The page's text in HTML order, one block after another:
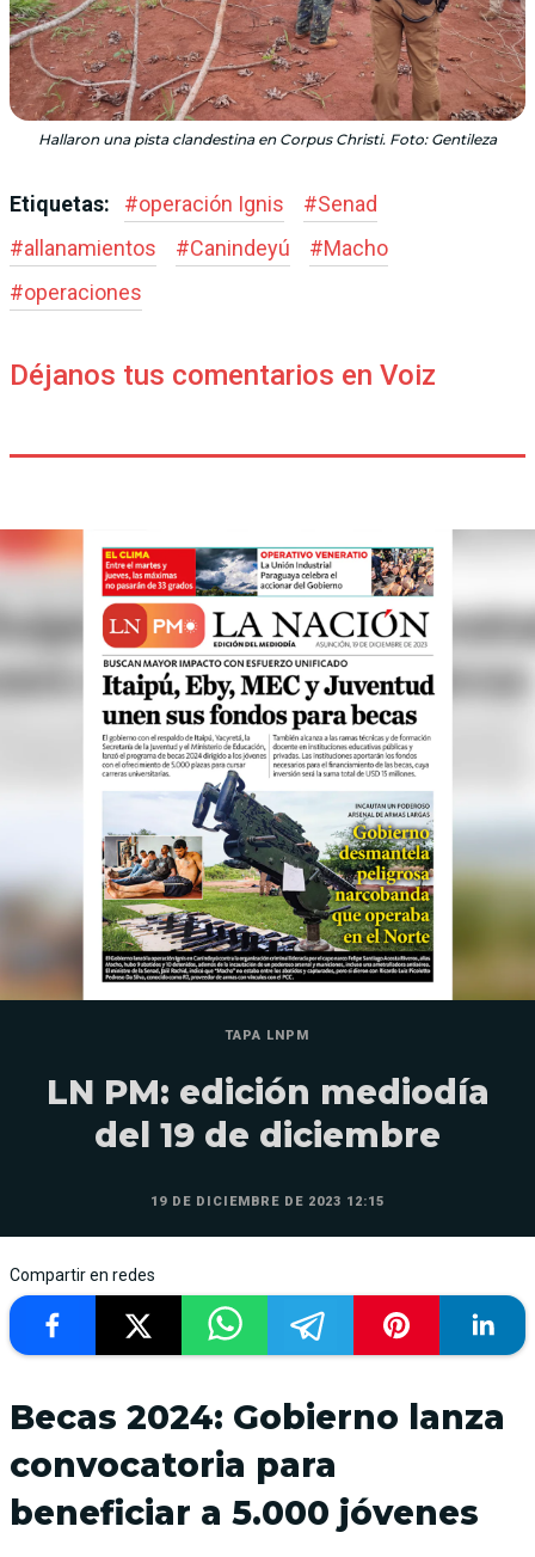
Hallaron una pista clandestina en Corpus Christi. Foto: Gentileza
Etiquetas: #operación Ignis #Senad
#allanamientos #Canindeyú #Macho
#operaciones
Déjanos tus comentarios en Voiz
TAPA LNPM
LN PM: edición mediodía
del 19 de diciembre
19 DE DICIEMBRE DE 2023 12:15
Compartir en redes
Becas 2024: Gobierno lanza
convocatoria para
beneficiar a 5.000 jóvenes